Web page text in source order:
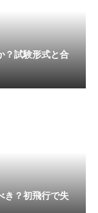
？試験形式と合
き？初飛行で失